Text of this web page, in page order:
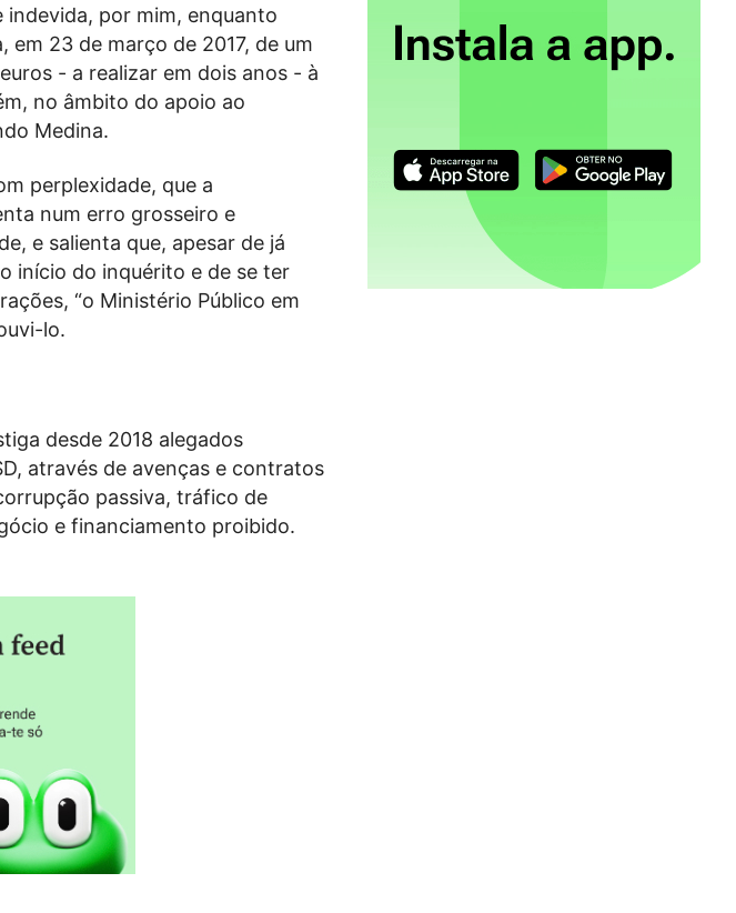
indevida, por mim, enquanto
em 23 de março de 2017, de um
- a realizar em dois anos - à
no âmbito do apoio ao
Medina.
perplexidade, que a
num erro grosseiro e
e salienta que, apesar de já
início do inquérito e de se ter
“o Ministério Público em
lo.
desde 2018 alegados
através de avenças e contratos
passiva, tráfico de
e financiamento proibido.